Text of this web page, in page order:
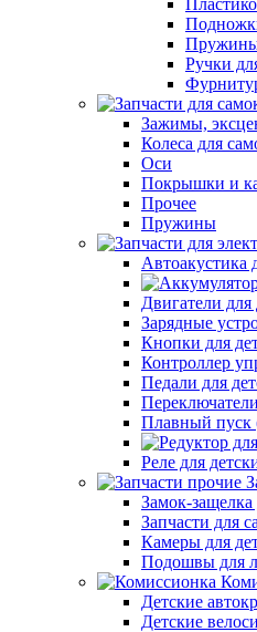
Ручки
Зажимы,
Колеса для
Оси
Покрышки и
Прочее
Пружины
Автоакустика
Двигатели для
Зарядные
Кнопки для
Контроллер
Педали для
Плавный пуск
Реле для
Замок-защелка
Запчасти для
Камеры для
Подошвы для
Детские
Детские